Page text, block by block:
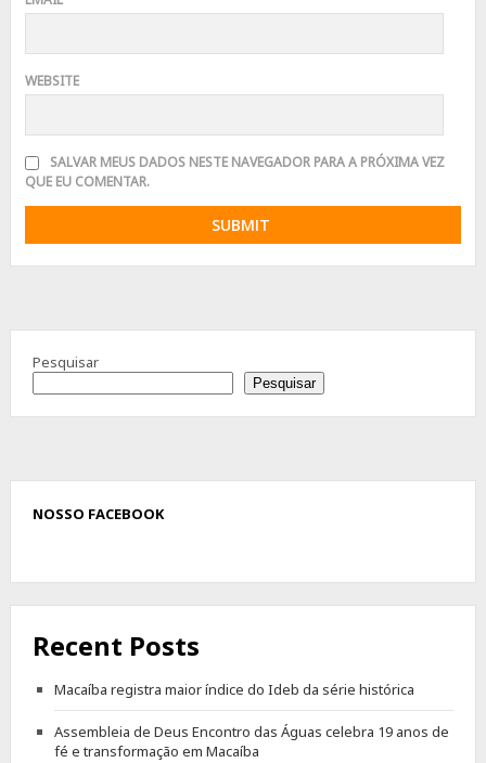
WEBSITE
SALVAR MEUS DADOS NESTE NAVEGADOR PARA A PRÓXIMA VEZ
QUE EU COMENTAR.
Pesquisar
Pesquisar
NOSSO FACEBOOK
Recent Posts
Macaíba registra maior índice do Ideb da série histórica
Assembleia de Deus Encontro das Águas celebra 19 anos de
fé e transformação em Macaíba